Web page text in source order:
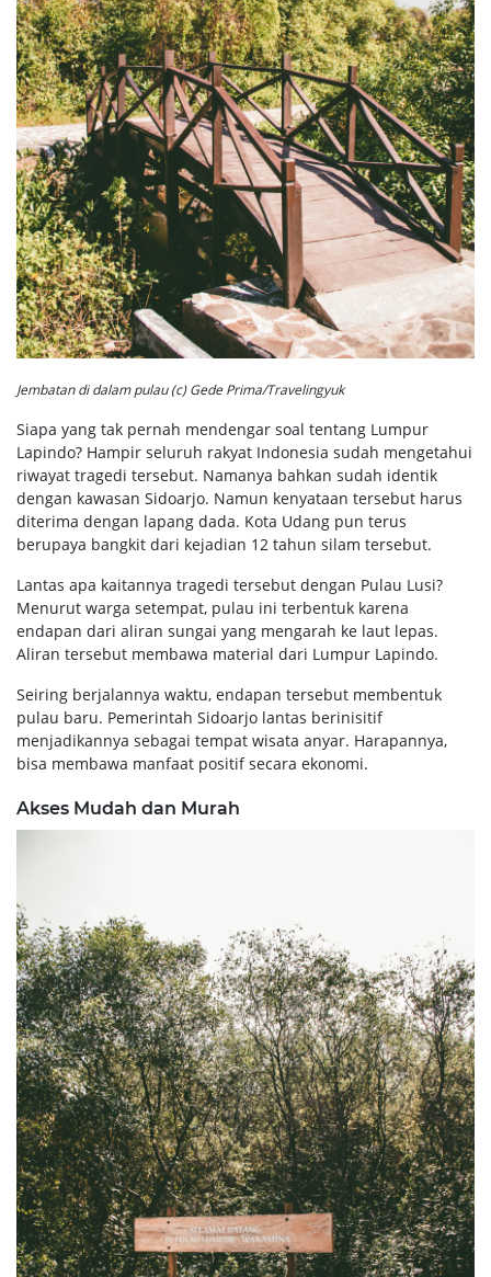
Jembatan di dalam pulau (c) Gede Prima/Travelingyuk
Siapa yang tak pernah mendengar soal tentang Lumpur
Lapindo? Hampir seluruh rakyat Indonesia sudah mengetahui
riwayat tragedi tersebut. Namanya bahkan sudah identik
dengan kawasan Sidoarjo. Namun kenyataan tersebut harus
diterima dengan lapang dada. Kota Udang pun terus
berupaya bangkit dari kejadian 12 tahun silam tersebut.
Lantas apa kaitannya tragedi tersebut dengan Pulau Lusi?
Menurut warga setempat, pulau ini terbentuk karena
endapan dari aliran sungai yang mengarah ke laut lepas.
Aliran tersebut membawa material dari Lumpur Lapindo.
Seiring berjalannya waktu, endapan tersebut membentuk
pulau baru. Pemerintah Sidoarjo lantas berinisitif
menjadikannya sebagai tempat wisata anyar. Harapannya,
bisa membawa manfaat positif secara ekonomi.
Akses Mudah dan Murah